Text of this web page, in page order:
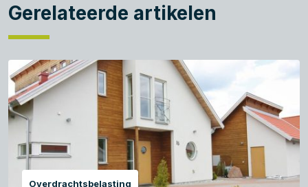
Gerelateerde artikelen
Overdrachtsbelasting